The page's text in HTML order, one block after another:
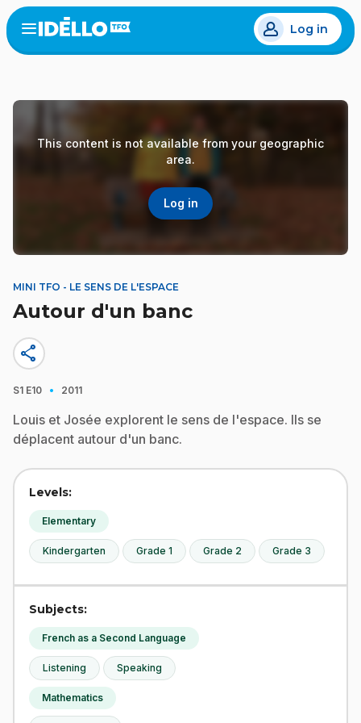
Skip
to
main
Open
menu
Log in
This content is not available from your geographic
area.
Log in
MINI TFO - LE SENS DE L'ESPACE
Autour d'un banc
share
S1 E10 · 2011
Louis et Josée explorent le sens de l'espace. Ils se
déplacent autour d'un banc.
Levels:
Elementary
Kindergarten Grade 1 Grade 2 Grade 3
Subjects:
French as a Second Language
Listening Speaking
Mathematics